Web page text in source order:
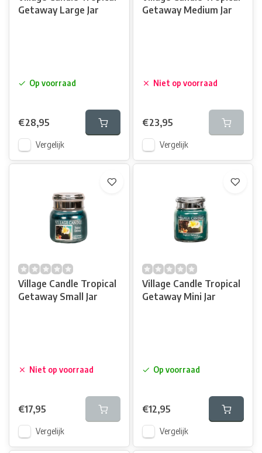
Getaway Large Jar
Op voorraad
€28,95
Vergelijk
Getaway Medium Jar
Niet op voorraad
€23,95
Vergelijk
Village Candle Tropical
Getaway Small Jar
Niet op voorraad
€17,95
Vergelijk
Village Candle Tropical
Getaway Mini Jar
Op voorraad
€12,95
Vergelijk